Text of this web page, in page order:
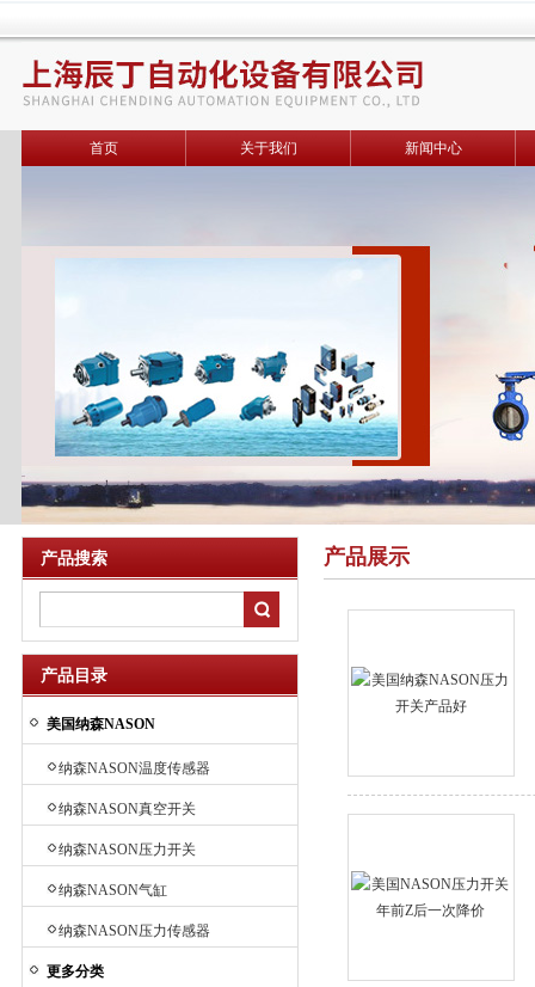
首页 关于我们 新闻中心
产品搜索
产品目录
美国纳森NASON
纳森NASON温度传感器
纳森NASON真空开关
纳森NASON压力开关
纳森NASON气缸
纳森NASON压力传感器
更多分类
产品展示